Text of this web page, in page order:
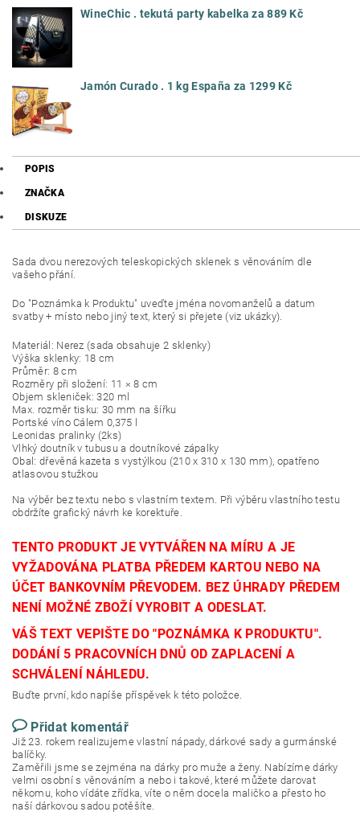
WineChic . tekutá party kabelka za 889 Kč
Jamón Curado . 1 kg España za 1299 Kč
POPIS
ZNAČKA
DISKUZE
Sada dvou nerezových teleskopických sklenek s věnováním dle
vašeho přání.
Do "Poznámka k Produktu" uveďte jména novomanželů a datum
svatby + místo nebo jiný text, který si přejete (viz ukázky).
Materiál: Nerez (sada obsahuje 2 sklenky)
Výška sklenky: 18 cm
Průměr: 8 cm
Rozměry při složení: 11 × 8 cm
Objem skleniček: 320 ml
Max. rozměr tisku: 30 mm na šířku
Portské víno Cálem 0,375 l
Leonidas pralinky (2ks)
Vlhký doutník v tubusu a doutníkové zápalky
Obal: dřevěná kazeta s vystýlkou (210 x 310 x 130 mm), opatřeno
atlasovou stužkou
Na výběr bez textu nebo s vlastním textem. Při výběru vlastního testu
obdržíte grafický návrh ke korektuře.
TENTO PRODUKT JE VYTVÁŘEN NA MÍRU A JE
VYŽADOVÁNA PLATBA PŘEDEM KARTOU NEBO NA
ÚČET BANKOVNÍM PŘEVODEM. BEZ ÚHRADY PŘEDEM
NENÍ MOŽNÉ ZBOŽÍ VYROBIT A ODESLAT.
VÁŠ TEXT VEPIŠTE DO "POZNÁMKA K PRODUKTU".
DODÁNÍ 5 PRACOVNÍCH DNŮ OD ZAPLACENÍ A
SCHVÁLENÍ NÁHLEDU.
Buďte první, kdo napíše příspěvek k této položce.
Přidat komentář
Již 23. rokem realizujeme vlastní nápady, dárkové sady a gurmánské
balíčky.
Zaměřili jsme se zejména na dárky pro muže a ženy. Nabízíme dárky
velmi osobní s věnováním a nebo i takové, které můžete darovat
někomu, koho vídáte zřídka, víte o něm docela maličko a přesto ho
naší dárkovou sadou potěšíte.